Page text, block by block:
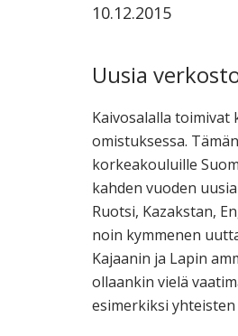
10.12.2015
Uusia
Kaivosalalla toimivat
omistuksessa.
korkeakouluille
kahden vuoden
Ruotsi, Kazakstan,
noin kymmenen
Kajaanin ja Lapin
ollaankin vielä
esimerkiksi